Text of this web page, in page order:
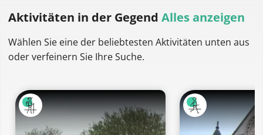
Aktivitäten in der Gegend Alles anzeigen
Wählen Sie eine der beliebtesten Aktivitäten unten aus
oder verfeinern Sie Ihre Suche.